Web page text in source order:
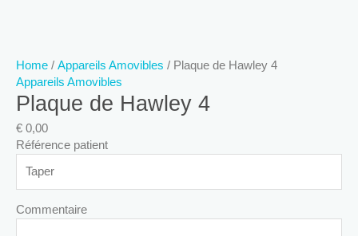
Home / Appareils Amovibles / Plaque de Hawley 4
Appareils Amovibles
Plaque de Hawley 4
€ 0,00
Référence patient
Commentaire